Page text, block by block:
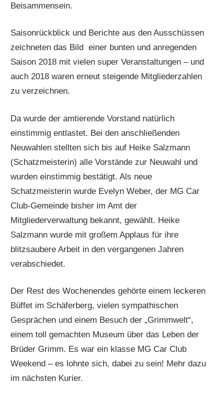
Beisammensein.
Saisonrückblick und Berichte aus den Ausschüssen
zeichneten das Bild einer bunten und anregenden
Saison 2018 mit vielen super Veranstaltungen – und
auch 2018 waren erneut steigende Mitgliederzahlen
zu verzeichnen.
Da wurde der amtierende Vorstand natürlich
einstimmig entlastet. Bei den anschließenden
Neuwahlen stellten sich bis auf Heike Salzmann
(Schatzmeisterin) alle Vorstände zur Neuwahl und
wurden einstimmig bestätigt. Als neue
Schatzmeisterin wurde Evelyn Weber, der MG Car
Club-Gemeinde bisher im Amt der
Mitgliederverwaltung bekannt, gewählt. Heike
Salzmann wurde mit großem Applaus für ihre
blitzsaubere Arbeit in den vergangenen Jahren
verabschiedet.
Der Rest des Wochenendes gehörte einem leckeren
Büffet im Schäferberg, vielen sympathischen
Gesprächen und einem Besuch der „Grimmwelt“,
einem toll gemachten Museum über das Leben der
Brüder Grimm. Es war ein klasse MG Car Club
Weekend – es lohnte sich, dabei zu sein! Mehr dazu
im nächsten Kurier.